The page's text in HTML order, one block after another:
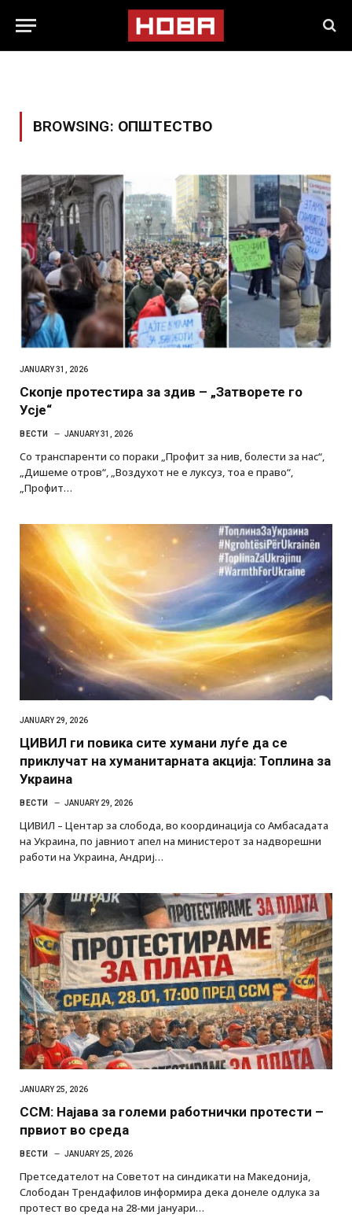
BROWSING: ОПШТЕСТВО
JANUARY 31, 2026
Скопје протестира за здив – „Затворете го
Усје“
ВЕСТИ JANUARY 31, 2026
Со транспаренти со пораки „Профит за нив, болести за нас“,
„Дишеме отров“, „Воздухот не е луксуз, тоа е право“,
„Профит…
JANUARY 29, 2026
ЦИВИЛ ги повика сите хумани луѓе да се
приклучат на хуманитарната акција: Топлина за
Украина
ВЕСТИ JANUARY 29, 2026
ЦИВИЛ – Центар за слобода, во координација со Амбасадата
на Украина, по јавниот апел на министерот за надворешни
работи на Украина, Андриј…
JANUARY 25, 2026
ССМ: Најава за големи работнички протести –
првиот во среда
ВЕСТИ JANUARY 25, 2026
Претседателот на Советот на синдикати на Македонија,
Слободан Трендафилов информира дека донеле одлука за
протест во среда на 28-ми јануари…